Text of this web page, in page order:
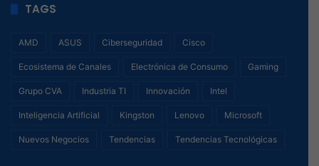
TAGS
AMD ASUS Ciberseguridad Cisco
Ecosistema de Canales Electrónica de Consumo Gaming
Grupo CVA Industria TI Innovación Intel
Inteligencia Artificial Kingston Lenovo Microsoft
Nuevos Negocios Tendencias Tendencias Tecnológicas